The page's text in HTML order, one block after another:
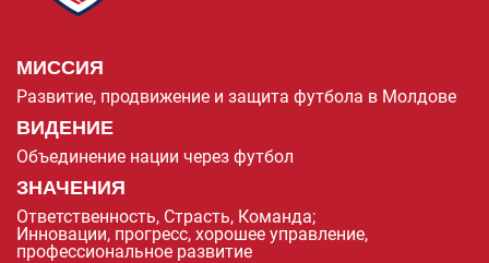
МИССИЯ
Развитие, продвижение и защита футбола в Молдове
ВИДЕНИЕ
Объединение нации через футбол
ЗНАЧЕНИЯ
Ответственность, Страсть, Команда;
Инновации, прогресс, хорошее управление,
профессиональное развитие